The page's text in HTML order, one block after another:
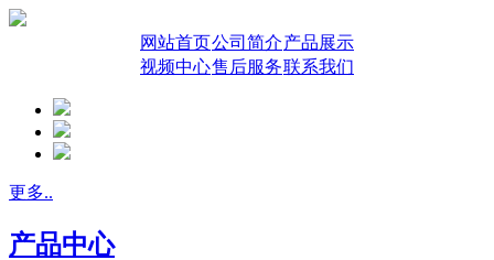
网站首页公司简介产品展示
视频中心售后服务联系我们
更多..
产品中心